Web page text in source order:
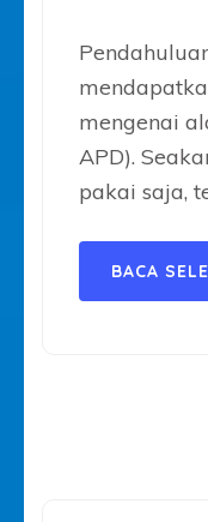
mengenai
APD).
pakai saja,
BACA